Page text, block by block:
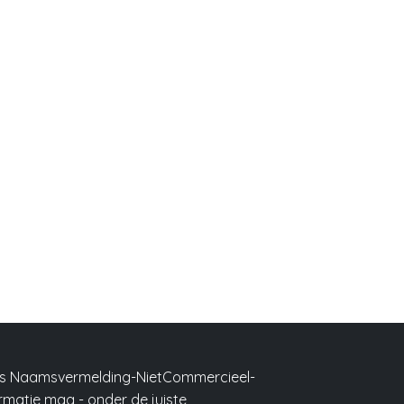
Naamsvermelding-NietCommercieel-
mag - onder de juiste